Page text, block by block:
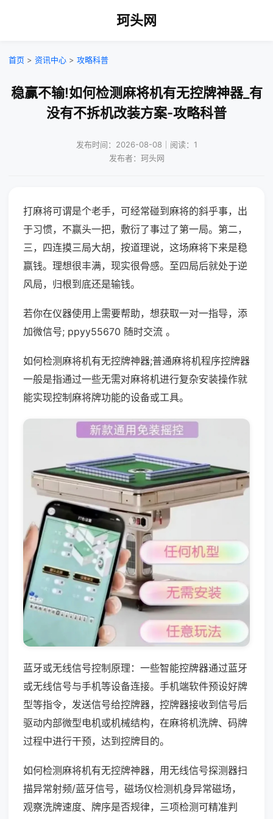
珂头网
首页 > 资讯中心 > 攻略科普
稳赢不输!如何检测麻将机有无控牌神器_有
没有不拆机改装方案-攻略科普
发布时间：2026-08-08｜阅读：1
发布者：珂头网
打麻将可谓是个老手，可经常碰到麻将的斜乎事，出
于习惯，不赢头一把，敷衍了事过了第一局。第二，
三，四连摸三局大胡，按道理说，这场麻将下来是稳
赢钱。理想很丰满，现实很骨感。至四局后就处于逆
风局，归根到底还是输钱。
若你在仪器使用上需要帮助，想获取一对一指导，添
加微信号; ppyy55670 随时交流 。
如何检测麻将机有无控牌神器;普通麻将机程序控牌器
一般是指通过一些无需对麻将机进行复杂安装操作就
能实现控制麻将牌功能的设备或工具。
蓝牙或无线信号控制原理：一些智能控牌器通过蓝牙
或无线信号与手机等设备连接。手机端软件预设好牌
型等指令，发送信号给控牌器，控牌器接收到信号后
驱动内部微型电机或机械结构，在麻将机洗牌、码牌
过程中进行干预，达到控牌目的。
如何检测麻将机有无控牌神器，用无线信号探测器扫
描异常射频/蓝牙信号，磁场仪检测机身异常磁场，
观察洗牌速度、牌序是否规律，三项检测可精准判